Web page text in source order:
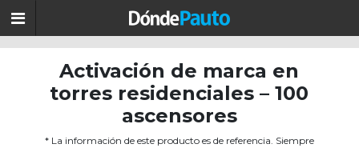
Activación de marca en
torres residenciales – 100
ascensores
* La información de este producto es de referencia. Siempre